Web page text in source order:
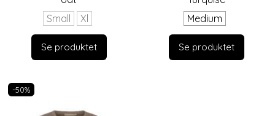
Small
Xl
Se produktet
Medium
Se produktet
-50%